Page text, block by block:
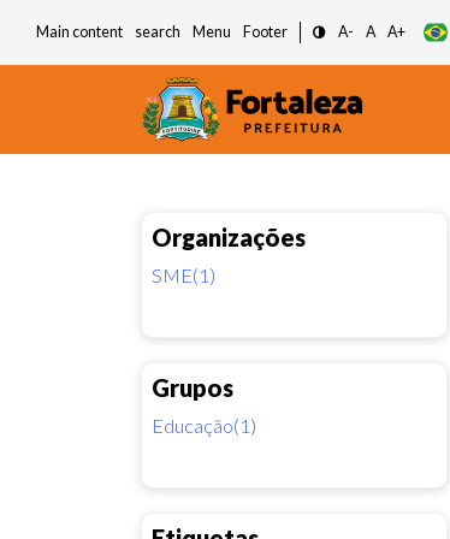
Main content search Menu Footer A- A A+
Organizações
SME(1)
Grupos
Educação(1)